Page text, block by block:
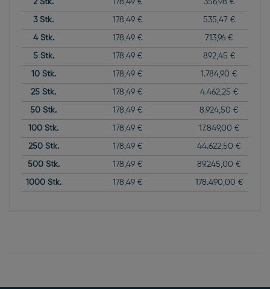
2Stk. 178,49 € 356,98 €
3Stk. 178,49 € 535,47 €
4Stk. 178,49 € 713,96 €
5Stk. 178,49 € 892,45 €
10Stk. 178,49 € 1.784,90 €
25 Stk. 178,49 € 4.462,25 €
50 Stk. 178,49 € 8.924,50 €
100 Stk. 178,49 € 17.849,00 €
250Stk. 178,49 € 44.622,50 €
500Stk. 178,49 € 89.245,00 €
1000Stk. 178,49 € 178.490,00 €